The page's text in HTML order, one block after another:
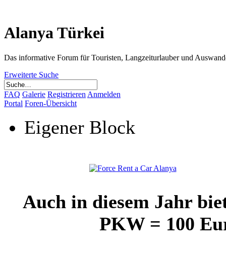
Alanya Türkei
Das informative Forum für Touristen, Langzeiturlauber und
Erweiterte Suche
FAQ Galerie Registrieren Anmelden
Portal Foren-Übersicht
Eigener Block
Auch in diesem Jahr
PKW = 100